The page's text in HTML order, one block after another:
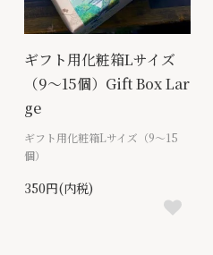
ギフト用化粧箱Lサイズ
（9～15個）Gift Box Lar
ge
ギフト用化粧箱Lサイズ（9～15
個）
350円(内税)